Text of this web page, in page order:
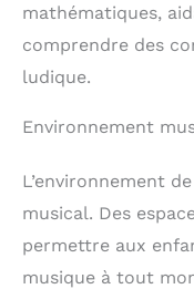
mathématiques,
comprendre des
ludique.
Environnement
L’environnement
musical. Des
permettre aux
musique à tout